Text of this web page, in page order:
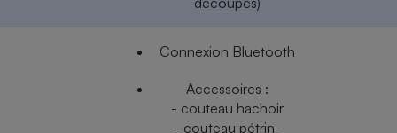
Connexion Bluetooth
Accessoires :
- couteau hachoir
- couteau pétrin-